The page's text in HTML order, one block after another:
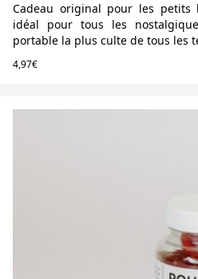
Cadeau original pour les
idéal pour tous les
portable la plus culte de tous les
4,97€